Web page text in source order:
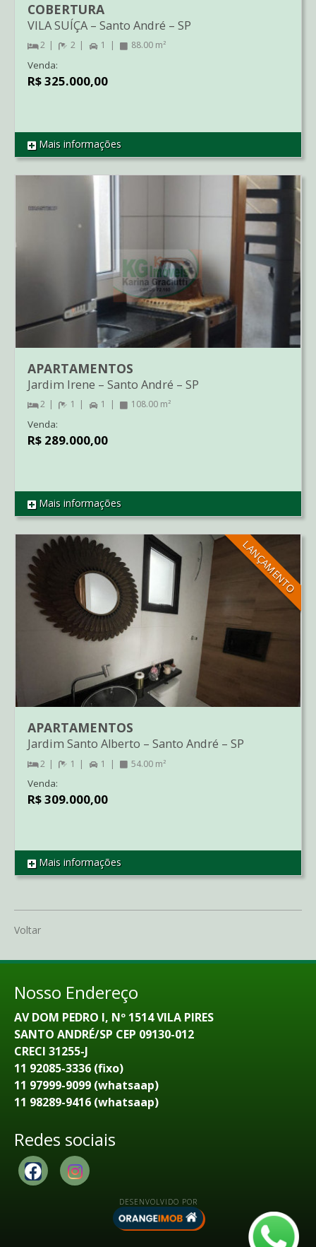
REF CO00982
COBERTURA
VILA SUÍÇA – Santo André – SP
2 2 1 88.00 m²
Venda:
R$ 325.000,00
Mais informações
REF CO1792
APARTAMENTOS
Jardim Irene – Santo André – SP
2 1 1 108.00 m²
Venda:
R$ 289.000,00
Mais informações
LANÇAMENTO
REF AP1693
APARTAMENTOS
Jardim Santo Alberto – Santo André – SP
2 1 1 54.00 m²
Venda:
R$ 309.000,00
Mais informações
Voltar
Nosso Endereço
AV DOM PEDRO I, Nº 1514 VILA PIRES
SANTO ANDRÉ/SP CEP 09130-012
CRECI 31255-J
11 92085-3336 (fixo)
11 97999-9099 (whatsaap)
11 98289-9416 (whatsaap)
Redes sociais
DESENVOLVIDO POR